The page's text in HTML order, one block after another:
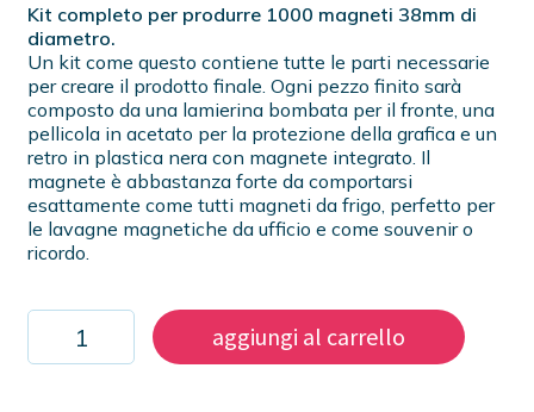
Kit completo per produrre 1000 magneti 38mm di
diametro.
Un kit come questo contiene tutte le parti necessarie
per creare il prodotto finale. Ogni pezzo finito sarà
composto da una lamierina bombata per il fronte, una
pellicola in acetato per la protezione della grafica e un
retro in plastica nera con magnete integrato. Il
magnete è abbastanza forte da comportarsi
esattamente come tutti magneti da frigo, perfetto per
le lavagne magnetiche da ufficio e come souvenir o
ricordo.
Kit
magneti
aggiungi al carrello